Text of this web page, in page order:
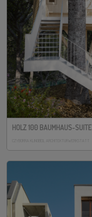
HOLZ 100 BAUMHAUS-SUITE
CZYBORRA KLINGBEIL ARCHITEKTURWERKSTATT